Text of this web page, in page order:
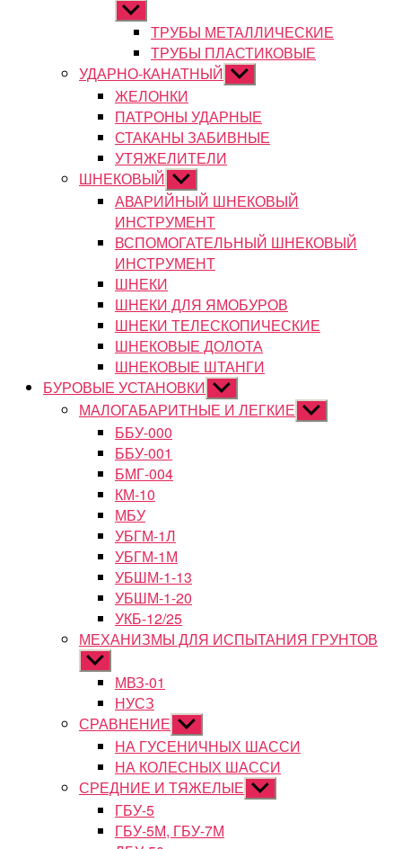
Показывать
подменюТРУБЫ МЕТАЛЛИЧЕСКИЕ
ТРУБЫ ПЛАСТИКОВЫЕ
УДАРНО-КАНАТНЫЙ Показывать
подменю
ЖЕЛОНКИ
ПАТРОНЫ УДАРНЫЕ
СТАКАНЫ ЗАБИВНЫЕ
УТЯЖЕЛИТЕЛИ
ШНЕКОВЫЙ Показывать
подменю
АВАРИЙНЫЙ ШНЕКОВЫЙ
ИНСТРУМЕНТ
ВСПОМОГАТЕЛЬНЫЙ ШНЕКОВЫЙ
ИНСТРУМЕНТ
ШНЕКИ
ШНЕКИ ДЛЯ ЯМОБУРОВ
ШНЕКИ ТЕЛЕСКОПИЧЕСКИЕ
ШНЕКОВЫЕ ДОЛОТА
ШНЕКОВЫЕ ШТАНГИ
БУРОВЫЕ УСТАНОВКИ Показывать
подменю
МАЛОГАБАРИТНЫЕ И ЛЕГКИЕ Показывать
подменю
ББУ-000
ББУ-001
БМГ-004
КМ-10
МБУ
УБГМ-1Л
УБГМ-1М
УБШМ-1-13
УБШМ-1-20
УКБ-12/25
МЕХАНИЗМЫ ДЛЯ ИСПЫТАНИЯ ГРУНТОВ
Показывать
подменюМВЗ-01
НУСЗ
СРАВНЕНИЕ Показывать
подменю
НА ГУСЕНИЧНЫХ ШАССИ
НА КОЛЕСНЫХ ШАССИ
СРЕДНИЕ И ТЯЖЕЛЫЕ Показывать
подменю
ГБУ-5
ГБУ-5М, ГБУ-7М